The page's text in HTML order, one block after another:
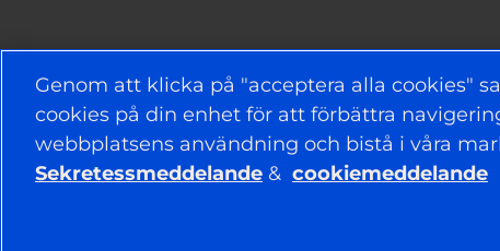
© 2026 APOLLO TYRES LTD
Genom att klicka på "acceptera alla cookies"
cookies på din enhet för att förbättra
webbplatsens användning och bistå i våra
Sekretessmeddelande & cookiemeddelande